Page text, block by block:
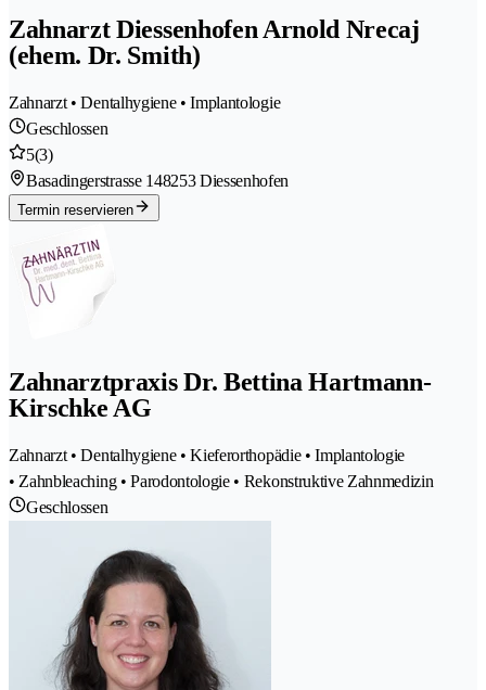
Zahnarzt Diessenhofen Arnold Nrecaj
(ehem. Dr. Smith)
Zahnarzt • Dentalhygiene • Implantologie
Geschlossen
5(3)
Basadingerstrasse 148253 Diessenhofen
Termin reservieren
Zahnarztpraxis Dr. Bettina Hartmann-
Kirschke AG
Zahnarzt • Dentalhygiene • Kieferorthopädie • Implantologie
• Zahnbleaching • Parodontologie • Rekonstruktive Zahnmedizin
Geschlossen